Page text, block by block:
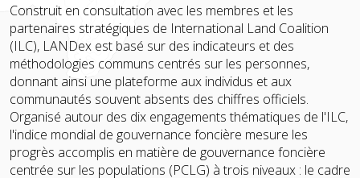
Construit en consultation avec les membres et les
partenaires stratégiques de International Land Coalition
(ILC), LANDex est basé sur des indicateurs et des
méthodologies communs centrés sur les personnes,
donnant ainsi une plateforme aux individus et aux
communautés souvent absents des chiffres officiels.
Organisé autour des dix engagements thématiques de l'ILC,
l'indice mondial de gouvernance foncière mesure les
progrès accomplis en matière de gouvernance foncière
centrée sur les populations (PCLG) à trois niveaux : le cadre